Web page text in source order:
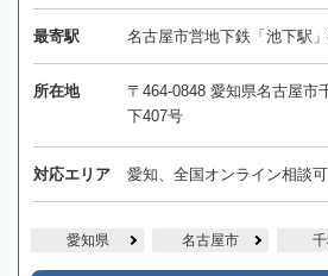
最寄駅 名古屋市営地下鉄「池下駅
所在地
〒464-0848 愛知県名古屋市
下407号
対応エリア 愛知、全国オンライン相談可
愛知県 名古屋市